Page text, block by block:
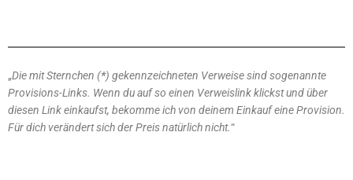
„Die mit Sternchen (*) gekennzeichneten Verweise sind sogenannte
Provisions-Links. Wenn du auf so einen Verweislink klickst und über
diesen Link einkaufst, bekomme ich von deinem Einkauf eine Provision.
Für dich verändert sich der Preis natürlich nicht.“